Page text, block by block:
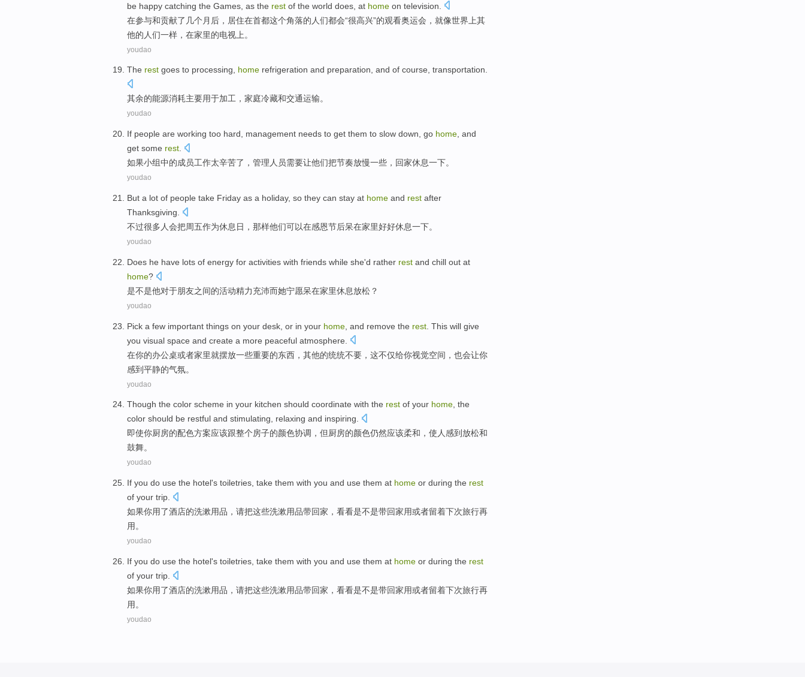
be happy catching the Games as the rest of the world does, at home on television
在参与和贡献了 几个月 后，居住在首都这个角落的 人们都会“很高兴”的观看奥运会 ，就像世界上其
他的 人们一样，在家里的电视 上 。
youdao
The rest goes to processing, home refrigeration and preparation, and of course, transportation.
其余的能源消耗主要用于加工 ， 家庭冷藏和交通运输。
youdao
If people are working too hard management needs to get them to slow down go home , and
get some rest
如果小组中的成员工作太辛苦了， 管理人员需要让他们把节奏放慢一些， 回家休息一下。
youdao
But a lot of people take Friday as a holiday, so they can stay at home and rest after
Thanksgiving
不过很多 人会把周五作为休息日 ， 那样他们可以在感恩节后呆在家里好好休息一下。
youdao
Does he have lots of energy for activities with friends while she'd rather rest and chill out at
home?
是不是他对于朋友之间的活动精力充沛而她宁愿呆在家里休息放松 ？
youdao
Pick a few important things on your desk or in your home , and remove the rest This will give
you visual space and create a more peaceful atmosphere
在你的办公桌或者家里就摆放一些重要的东西 ， 其他的统统不要， 这不仅给你视觉空间 ， 也会让你
感到平静的气氛。
youdao
Though the color scheme in your kitchen should coordinate with the rest of your home, the
color should be restful and stimulating, relaxing and inspiring.
即使你厨房的配色方案应该跟整个房子的颜色协调 ，但厨房的颜色仍然应该柔和 ， 使人感到 放松和
鼓舞。
youdao
If you do use the hotel's toiletries take them with you and use them at home or during the rest
of your trip
如果你用了酒店的洗漱用品，请把这些洗漱用品带回家 ，看看是不是带回家用或者留着下次旅行再
用。
youdao
If you do use the hotel's toiletries take them with you and use them at home or during the rest
of your trip
如果你用了酒店的洗漱用品，请把这些洗漱用品带回家 ，看看是不是带回家用或者留着下次旅行再
用。
youdao